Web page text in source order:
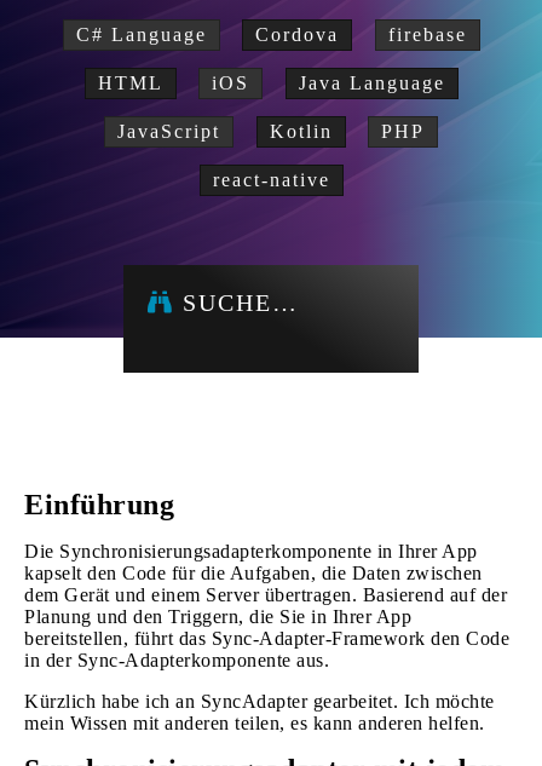
C# Language Cordova firebase
HTML iOS Java Language
JavaScript Kotlin PHP
react-native
SUCHE…
Einführung
Die Synchronisierungsadapterkomponente in Ihrer App
kapselt den Code für die Aufgaben, die Daten zwischen
dem Gerät und einem Server übertragen. Basierend auf der
Planung und den Triggern, die Sie in Ihrer App
bereitstellen, führt das Sync-Adapter-Framework den Code
in der Sync-Adapterkomponente aus.
Kürzlich habe ich an SyncAdapter gearbeitet. Ich möchte
mein Wissen mit anderen teilen, es kann anderen helfen.